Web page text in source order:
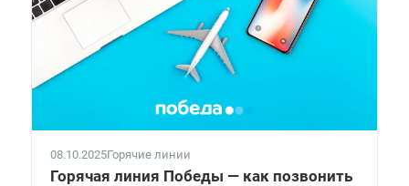
08.10.2025Горячие линии
Горячая линия Победы — как позвонить